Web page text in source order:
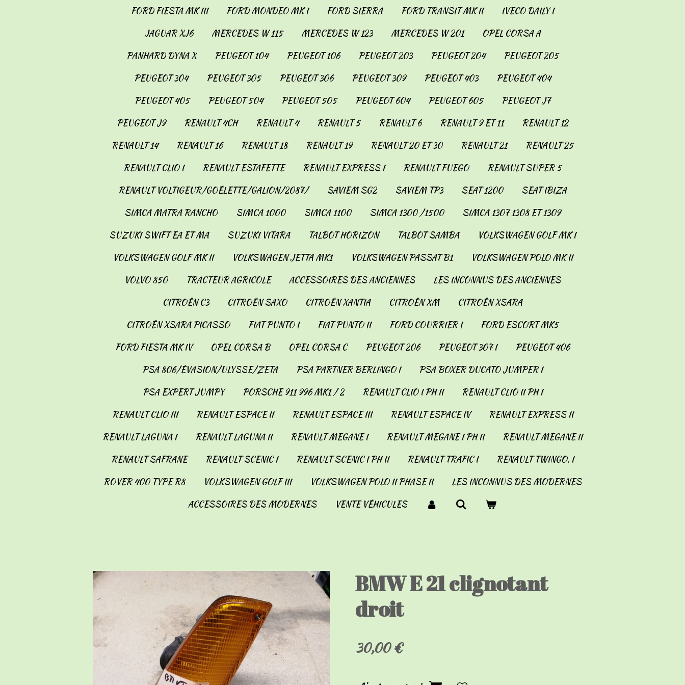
FORD FIESTA MK III
FORD MONDEO MK I FORD SIERRA FORD TRANSIT MK II
IVECO DAILY I
JAGUAR XJ6
MERCEDES W 115 MERCEDES W 123 MERCEDES W 201
OPEL CORSA A
PANHARD DYNA X
PEUGEOT 104 PEUGEOT 106 PEUGEOT 203 PEUGEOT 204
PEUGEOT 205
PEUGEOT 304
PEUGEOT 305 PEUGEOT 306 PEUGEOT 309 PEUGEOT 403
PEUGEOT 404
PEUGEOT 405
PEUGEOT 504 PEUGEOT 505 PEUGEOT 604 PEUGEOT 605
PEUGEOT J7
PEUGEOT J9
RENAULT 4CH RENAULT 4 RENAULT 5 RENAULT 6 RENAULT 9 ET 11
RENAULT 12
RENAULT 14
RENAULT 16 RENAULT 18 RENAULT 19 RENAULT 20 ET 30 RENAULT 21
RENAULT 25
RENAULT CLIO I
RENAULT ESTAFETTE RENAULT EXPRESS I RENAULT FUEGO
RENAULT SUPER 5
RENAULT VOLTIGEUR/GOÉLETTE/GALION/2087/
SAVIEM SG2 SAVIEM TP3 SEAT 1200
SEAT IBIZA
SIMCA MATRA RANCHO
SIMCA 1000 SIMCA 1100 SIMCA 1300 /1500
SIMCA 1307 1308 ET 1309
SUZUKI SWIFT EA ET MA
SUZUKI VITARA TALBOT HORIZON TALBOT SAMBA
VOLKSWAGEN GOLF MK I
VOLKSWAGEN GOLF MK II
VOLKSWAGEN JETTA MK1 VOLKSWAGEN PASSAT B1
VOLKSWAGEN POLO MK II
VOLVO 850
TRACTEUR AGRICOLE ACCESSOIRES DES ANCIENNES
LES INCONNUS DES ANCIENNES
CITROËN C3
CITROËN SAXO CITROËN XANTIA CITROËN XM
CITROËN XSARA
CITROËN XSARA PICASSO
FIAT PUNTO I FIAT PUNTO II FORD COURRIER I
FORD ESCORT MK5
FORD FIESTA MK IV
OPEL CORSA B OPEL CORSA C PEUGEOT 206 PEUGEOT 307 I
PEUGEOT 406
PSA 806/ÉVASION/ULYSSE/ZETA
PSA PARTNER BERLINGO I
PSA BOXER DUCATO JUMPER I
PSA EXPERT JUMPY
PORSCHE 911 996 MK1 / 2 RENAULT CLIO I PH II
RENAULT CLIO II PH I
RENAULT CLIO III
RENAULT ESPACE II RENAULT ESPACE III RENAULT ESPACE IV
RENAULT EXPRESS II
RENAULT LAGUNA I
RENAULT LAGUNA II RENAULT MEGANE I RENAULT MEGANE I PH II
RENAULT MEGANE II
RENAULT SAFRANE
RENAULT SCENIC I RENAULT SCENIC I PH II RENAULT TRAFIC I
RENAULT TWINGO. I
ROVER 400 TYPE R8
VOLKSWAGEN GOLF III VOLKSWAGEN POLO II PHASE II
LES INCONNUS DES MODERNES
ACCESSOIRES DES MODERNES
VENTE VÉHICULES
BMW E 21 clignotant
droit
30,00 €